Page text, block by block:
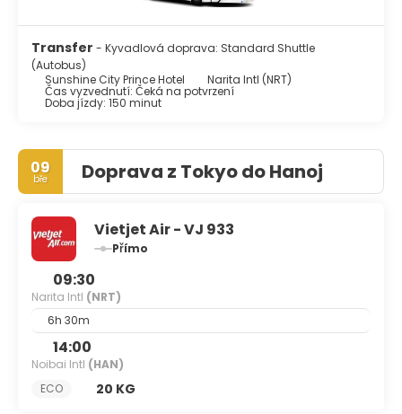
Transfer - Kyvadlová doprava: Standard Shuttle
(Autobus)
Sunshine City Prince Hotel
Narita Intl (NRT)
Čas vyzvednutí: Čeká na potvrzení
Doba jízdy: 150 minut
09
bře Doprava z Tokyo do Hanoj
Vietjet Air - VJ 933
Přímo
09:30
Narita Intl (NRT)
6h 30m
14:00
Noibai Intl (HAN)
ECO
20 KG